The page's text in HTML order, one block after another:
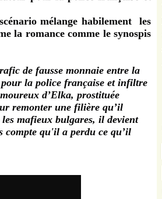
mélange habilement les
la romance comme le synospis
de fausse monnaie entre la
la police française et infiltre
d’Elka, prostituée
remonter une filière qu’il
mafieux bulgares, il devient
compte qu'il a perdu ce qu’il